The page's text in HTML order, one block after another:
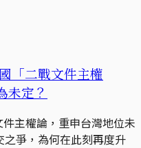
「二戰文件主權
未定？
主權論，重申台灣地位未
爭，為何在此刻再度升